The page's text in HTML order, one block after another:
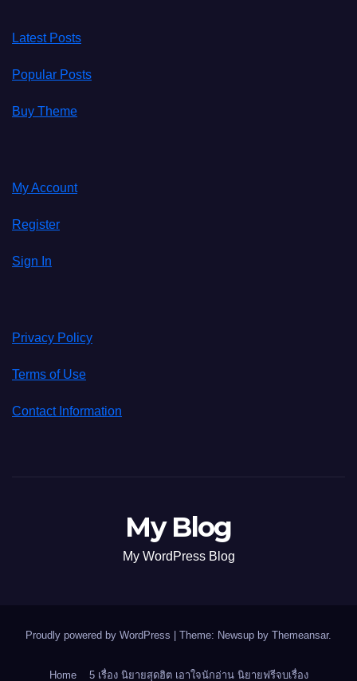
Latest Posts
Popular Posts
Buy Theme
My Account
Register
Sign In
Privacy Policy
Terms of Use
Contact Information
My Blog
My WordPress Blog
Proudly powered by WordPress Theme: Newsup by Themeansar.
Home 5 เรื่อง นิยายสุดฮิต เอาใจนักอ่าน นิยายฟรีจบเรื่อง